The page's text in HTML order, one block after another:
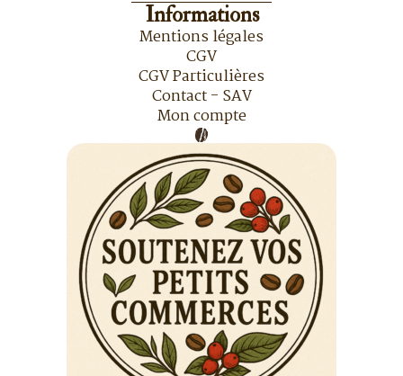
Informations
Mentions légales
CGV
CGV Particulières
Contact - SAV
Mon compte